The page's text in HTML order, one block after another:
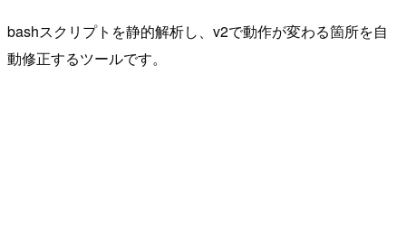
bashスクリプトを静的解析し、v2で動作が変わる箇所を自
動修正するツールです。